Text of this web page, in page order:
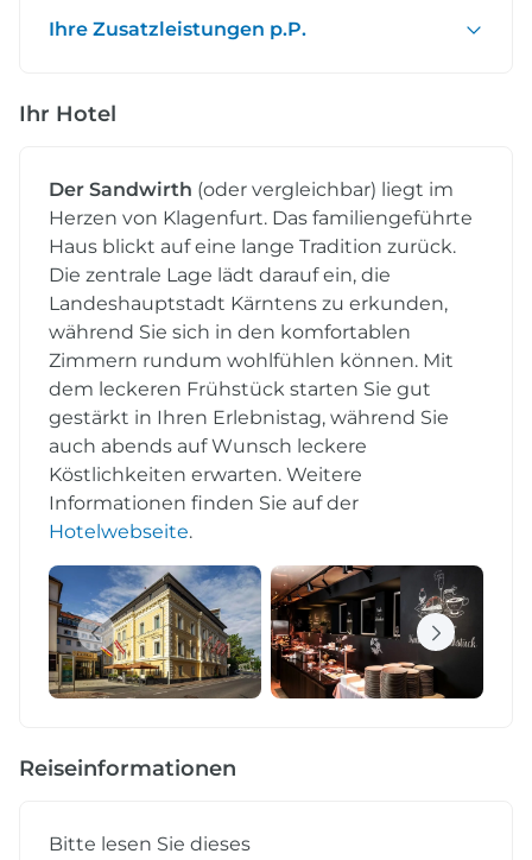
Ihre Zusatzleistungen p.P.
Ihr Hotel
Der Sandwirth (oder vergleichbar) liegt im
Herzen von Klagenfurt. Das familiengeführte
Haus blickt auf eine lange Tradition zurück.
Die zentrale Lage lädt darauf ein, die
Landeshauptstadt Kärntens zu erkunden,
während Sie sich in den komfortablen
Zimmern rundum wohlfühlen können. Mit
dem leckeren Frühstück starten Sie gut
gestärkt in Ihren Erlebnistag, während Sie
auch abends auf Wunsch leckere
Köstlichkeiten erwarten. Weitere
Informationen finden Sie auf der
Hotelwebseite.
Reiseinformationen
Bitte lesen Sie dieses